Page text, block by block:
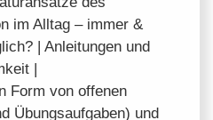
im Alltag – immer &
| Anleitungen und
|
Form von offenen
Übungsaufgaben) und